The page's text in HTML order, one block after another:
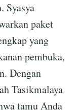
Syasya
paket
yang
pembuka,
Dengan
Tasikmalaya
tamu Anda